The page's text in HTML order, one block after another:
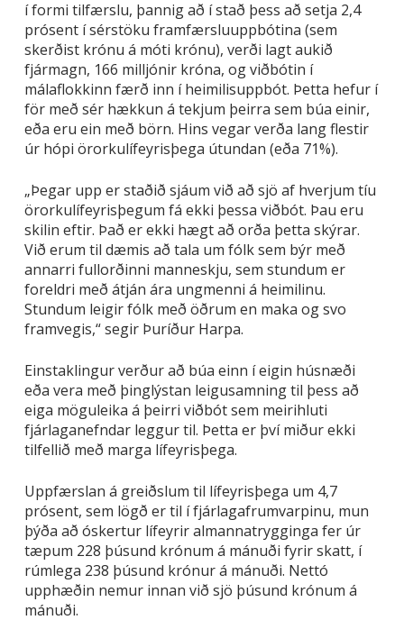
í formi tilfærslu, þannig að í stað þess að setja 2,4
prósent í sérstöku framfærsluuppbótina (sem
skerðist krónu á móti krónu), verði lagt aukið
fjármagn, 166 milljónir króna, og viðbótin í
málaflokkinn færð inn í heimilisuppbót. Þetta hefur í
för með sér hækkun á tekjum þeirra sem búa einir,
eða eru ein með börn. Hins vegar verða lang flestir
úr hópi örorkulífeyrisþega útundan (eða 71%).
„Þegar upp er staðið sjáum við að sjö af hverjum tíu
örorkulífeyrisþegum fá ekki þessa viðbót. Þau eru
skilin eftir. Það er ekki hægt að orða þetta skýrar.
Við erum til dæmis að tala um fólk sem býr með
annarri fullorðinni manneskju, sem stundum er
foreldri með átján ára ungmenni á heimilinu.
Stundum leigir fólk með öðrum en maka og svo
framvegis,“ segir Þuríður Harpa.
Einstaklingur verður að búa einn í eigin húsnæði
eða vera með þinglýstan leigusamning til þess að
eiga möguleika á þeirri viðbót sem meirihluti
fjárlaganefndar leggur til. Þetta er því miður ekki
tilfellið með marga lífeyrisþega.
Uppfærslan á greiðslum til lífeyrisþega um 4,7
prósent, sem lögð er til í fjárlagafrumvarpinu, mun
þýða að óskertur lífeyrir almannatrygginga fer úr
tæpum 228 þúsund krónum á mánuði fyrir skatt, í
rúmlega 238 þúsund krónur á mánuði. Nettó
upphæðin nemur innan við sjö þúsund krónum á
mánuði.